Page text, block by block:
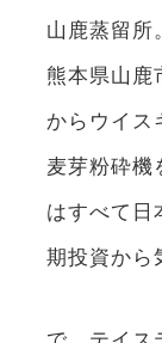
山鹿蒸留所。
熊本県山鹿
からウイス
麦芽粉砕
はすべて日
期投資から